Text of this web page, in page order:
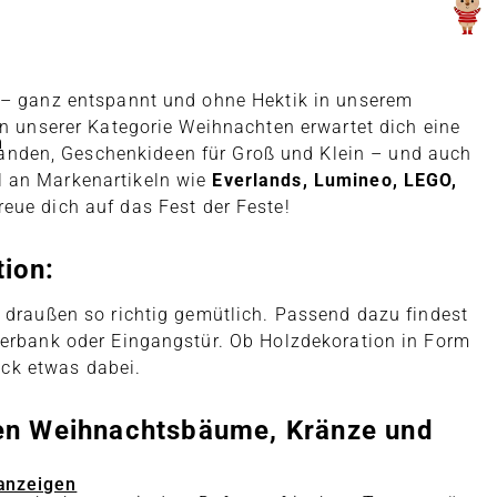
ganz entspannt und ohne Hektik in unserem
Kategorie Weihnachten erwartet dich eine
Geschenkideen für Groß und Klein – und auch
an Markenartikeln wie Everlands, Lumineo, LEGO,
dich auf das Fest der Feste!
so richtig gemütlich. Passend dazu findest
oder Eingangstür. Ob Holzdekoration in Form
etwas dabei.
Weihnachtsbäume, Kränze und